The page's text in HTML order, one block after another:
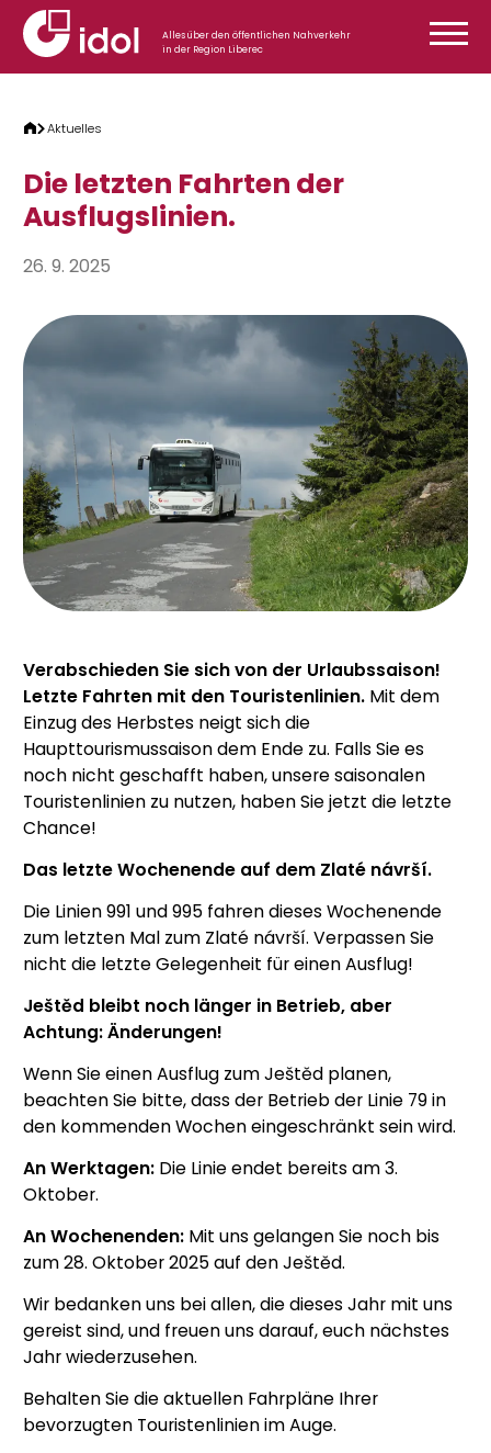
Zum Inhalt springen
Alles über den öffentlichen Nahverkehr
in der Region Liberec
Aktuelles
Die letzten Fahrten der
Ausflugslinien.
26. 9. 2025
Verabschieden Sie sich von der Urlaubssaison!
Letzte Fahrten mit den Touristenlinien. Mit dem
Einzug des Herbstes neigt sich die
Haupttourismussaison dem Ende zu. Falls Sie es
noch nicht geschafft haben, unsere saisonalen
Touristenlinien zu nutzen, haben Sie jetzt die letzte
Chance!
Das letzte Wochenende auf dem Zlaté návrší.
Die Linien 991 und 995 fahren dieses Wochenende
zum letzten Mal zum Zlaté návrší. Verpassen Sie
nicht die letzte Gelegenheit für einen Ausflug!
Ještěd bleibt noch länger in Betrieb, aber
Achtung: Änderungen!
Wenn Sie einen Ausflug zum Ještěd planen,
beachten Sie bitte, dass der Betrieb der Linie 79 in
den kommenden Wochen eingeschränkt sein wird.
An Werktagen: Die Linie endet bereits am 3.
Oktober.
An Wochenenden: Mit uns gelangen Sie noch bis
zum 28. Oktober 2025 auf den Ještěd.
Wir bedanken uns bei allen, die dieses Jahr mit uns
gereist sind, und freuen uns darauf, euch nächstes
Jahr wiederzusehen.
Behalten Sie die aktuellen Fahrpläne Ihrer
bevorzugten Touristenlinien im Auge.